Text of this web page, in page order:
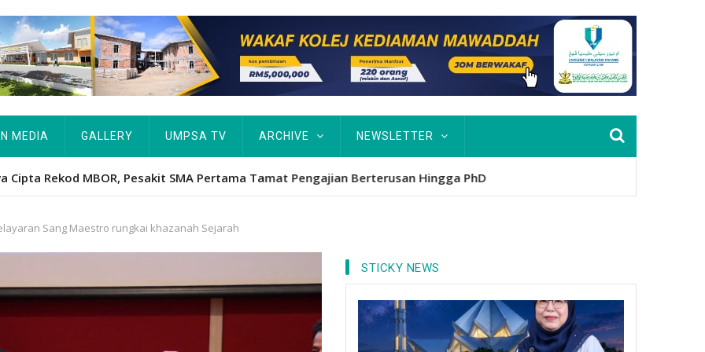
IN MEDIA GALLERY UMPSA TV ARCHIVE NEWSLETTER
MBOR, Pesakit SMA Pertama Tamat Pengajian Berterusan Hingga PhD
Sang Maestro rungkai khazanah Sejarah
STICKY NEWS